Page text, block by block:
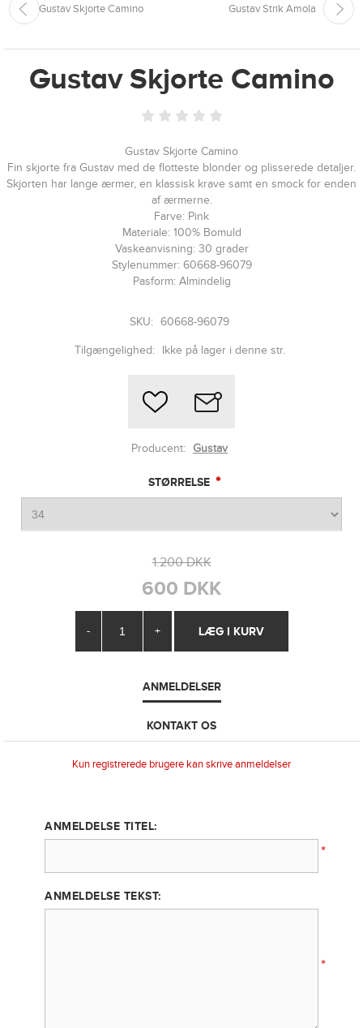
Gustav Skjorte Camino Gustav Strik Amola
Gustav Skjorte Camino
Gustav Skjorte Camino
Fin skjorte fra Gustav med de flotteste blonder og plisserede detaljer.
Skjorten har lange ærmer, en klassisk krave samt en smock for enden
af ærmerne.
Farve: Pink
Materiale: 100% Bomuld
Vaskeanvisning: 30 grader
Stylenummer: 60668-96079
Pasform: Almindelig
SKU: 60668-96079
Tilgængelighed: Ikke på lager i denne str.
Producent: Gustav
STØRRELSE *
1.200 DKK
600 DKK
- +
ANMELDELSER
KONTAKT OS
Kun registrerede brugere kan skrive anmeldelser
ANMELDELSE TITEL:
*
ANMELDELSE TEKST:
*